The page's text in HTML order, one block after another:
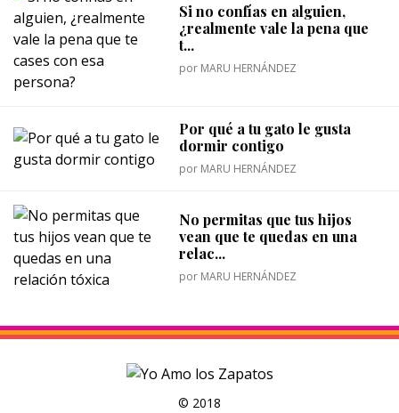
Si no confías en alguien,
¿realmente vale la pena que
t...
por MARU HERNÁNDEZ
Por qué a tu gato le gusta
dormir contigo
por MARU HERNÁNDEZ
No permitas que tus hijos
vean que te quedas en una
relac...
por MARU HERNÁNDEZ
© 2018